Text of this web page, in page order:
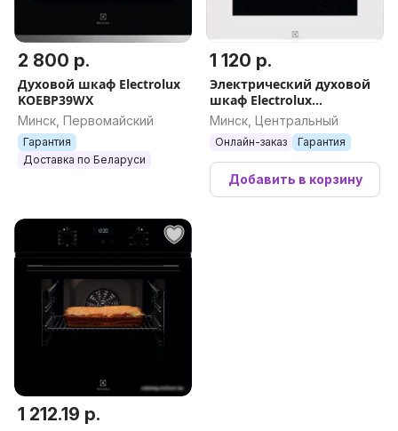
2 800 р.
Духовой шкаф Electrolux
KOEBP39WX
Минск, Первомайский
Гарантия
Доставка по Беларуси
1 120 р.
Электрический духовой
шкаф Electrolux
SurroundCook FLEX 600
EOF3H40BW
Минск, Центральный
Онлайн-заказ Гарантия
Добавить в корзину
1 212.19 р.